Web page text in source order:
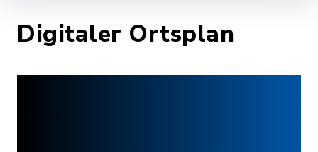
Digitaler Ortsplan